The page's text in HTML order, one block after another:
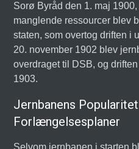
Sorø Byråd den 1. maj
manglende ressourcer blev
staten, som overtog driften i
20. november 1902 blev
overdraget til DSB, og
1903.
Jernbanens
Forlængelsesplaner
Selvom jernbanen i starten